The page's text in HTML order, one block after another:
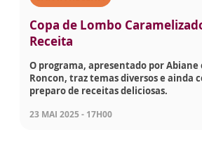
Copa de Lombo
Receita
O programa, apresentado por Abiane
Roncon, traz temas diversos e ainda
preparo de receitas deliciosas.
23 MAI 2025 - 17H00